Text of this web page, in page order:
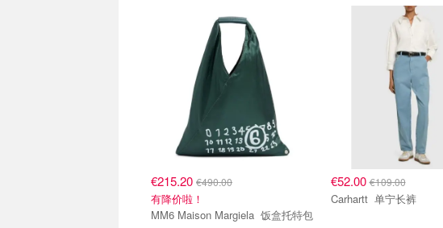
€215.20 €490.00
有降价啦！
MM6 Maison Margiela 饭盒托特包
€52.00€109.00
Carhartt 单宁长裤